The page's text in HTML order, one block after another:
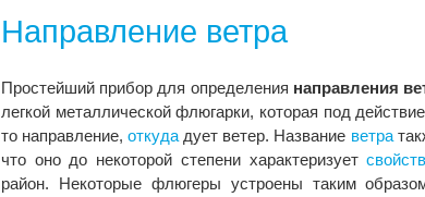
Направление ветра
Простейший прибор для определения направления
легкой металлической флюгарки, которая под
то направление,откуда дует ветер. Название ветра
что оно до некоторой степени характеризует
район. Некоторые флюгеры устроены таким